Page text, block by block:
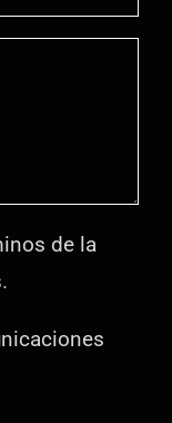
de la